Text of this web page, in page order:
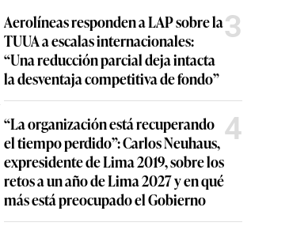
Aerolíneas responden a LAP sobre la
TUUA a escalas internacionales:
“Una reducción parcial deja intacta
la desventaja competitiva de fondo”
3
“La organización está recuperando
el tiempo perdido”: Carlos Neuhaus,
expresidente de Lima 2019, sobre los
retos a un año de Lima 2027 y en qué
más está preocupado el Gobierno
4